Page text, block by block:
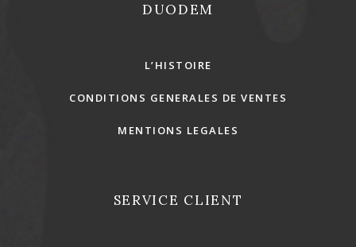
DUODEM
L’HISTOIRE
CONDITIONS GENERALES DE VENTES
MENTIONS LEGALES
SERVICE CLIENT